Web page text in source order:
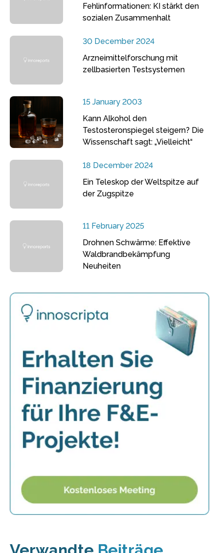
Fehlinformationen: KI stärkt den
sozialen Zusammenhalt
30 December 2024
Arzneimittelforschung mit
zellbasierten Testsystemen
15 January 2003
Kann Alkohol den
Testosteronspiegel steigern? Die
Wissenschaft sagt: „Vielleicht“
18 December 2024
Ein Teleskop der Weltspitze auf
der Zugspitze
11 February 2025
Drohnen Schwärme: Effektive
Waldbrandbekämpfung
Neuheiten